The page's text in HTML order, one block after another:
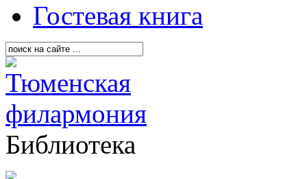
Гостевая книга
Библиотека